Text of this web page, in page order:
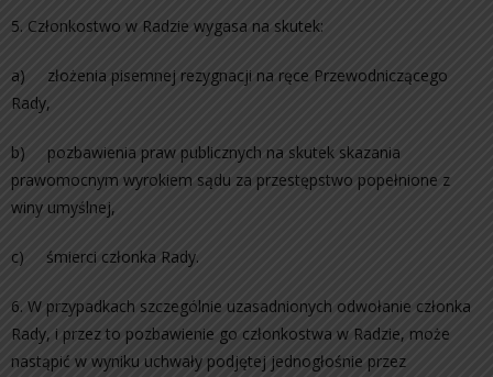
5. Członkostwo w Radzie wygasa na skutek:
a) złożenia pisemnej rezygnacji na ręce Przewodniczącego
Rady,
b) pozbawienia praw publicznych na skutek skazania
prawomocnym wyrokiem sądu za przestępstwo popełnione z
winy umyślnej,
c) śmierci członka Rady.
6. W przypadkach szczególnie uzasadnionych odwołanie członka
Rady, i przez to pozbawienie go członkostwa w Radzie, może
nastąpić w wyniku uchwały podjętej jednogłośnie przez